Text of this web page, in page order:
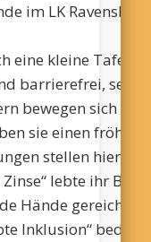
im LK
eine kleine Tafel
barrierefrei,
bewegen sich
sie einen
stellen hier in
lebte ihr
Hände gereicht.
Inklusion“